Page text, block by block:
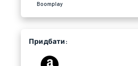
Boomplay
Придбати: